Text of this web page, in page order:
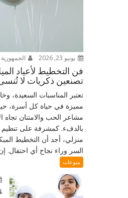
يونيو 23, 2026 الجمهورية
فن التخطيط لأعياد
تصنعين ذكريات لا
تعتبر المناسبات السعيدة،
مميزة في حياة كل أسرة،
مشاعر الحب والامتنان تجاه
بالدفء. كمشرفة على تنظيم
منزلي، أجد أن التخطيط
السر وراء نجاح أي احتفال.
منوعات